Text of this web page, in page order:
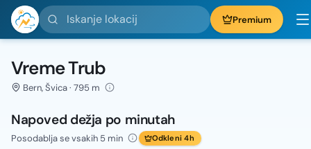
Iskanje lokacij Premium
Vreme Trub
Bern, Švica · 795 m
Napoved dežja po minutah
Posodablja se vsakih 5 min Odkleni 4h